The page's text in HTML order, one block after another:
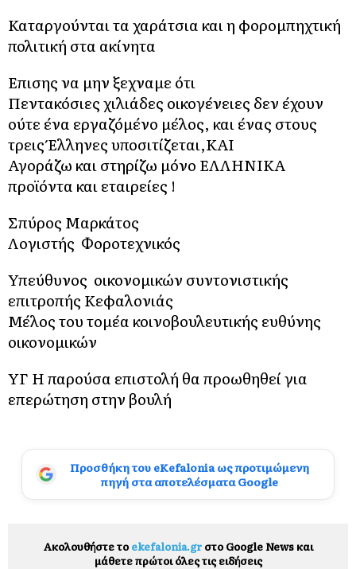
Καταργούνται τα χαράτσια και η φορομπηχτική
πολιτική στα ακίνητα
Επισης να μην ξεχναμε ότι
Πεντακόσιες χιλιάδες οικογένειες δεν έχουν
ούτε ένα εργαζόμένο μέλος, και ένας στους
τρεις Έλληνες υποσιτίζεται,ΚΑΙ
Αγοράζω και στηρίζω μόνο ΕΛΛΗΝΙΚΑ
προϊόντα και εταιρείες !
Σπύρος Μαρκάτος
Λογιστής Φοροτεχνικός
Υπεύθυνος οικονομικών συντονιστικής
επιτροπής Κεφαλονιάς
Μέλος του τομέα κοινοβουλευτικής ευθύνης
οικονομικών
ΥΓ Η παρούσα επιστολή θα προωθηθεί για
επερώτηση στην βουλή
Προσθήκη του eKefalonia ως προτιμώμενη
πηγή στα αποτελέσματα Google
Ακολουθήστε το ekefalonia.grστο Google News και
μάθετε πρώτοι όλες τις ειδήσεις